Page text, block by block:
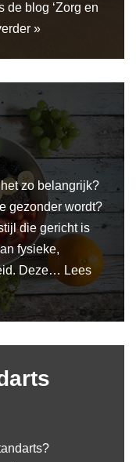
de blog ‘Zorg en
»
zo belangrijk?
gezonder wordt?
die gericht is
fysieke,
Deze… Lees